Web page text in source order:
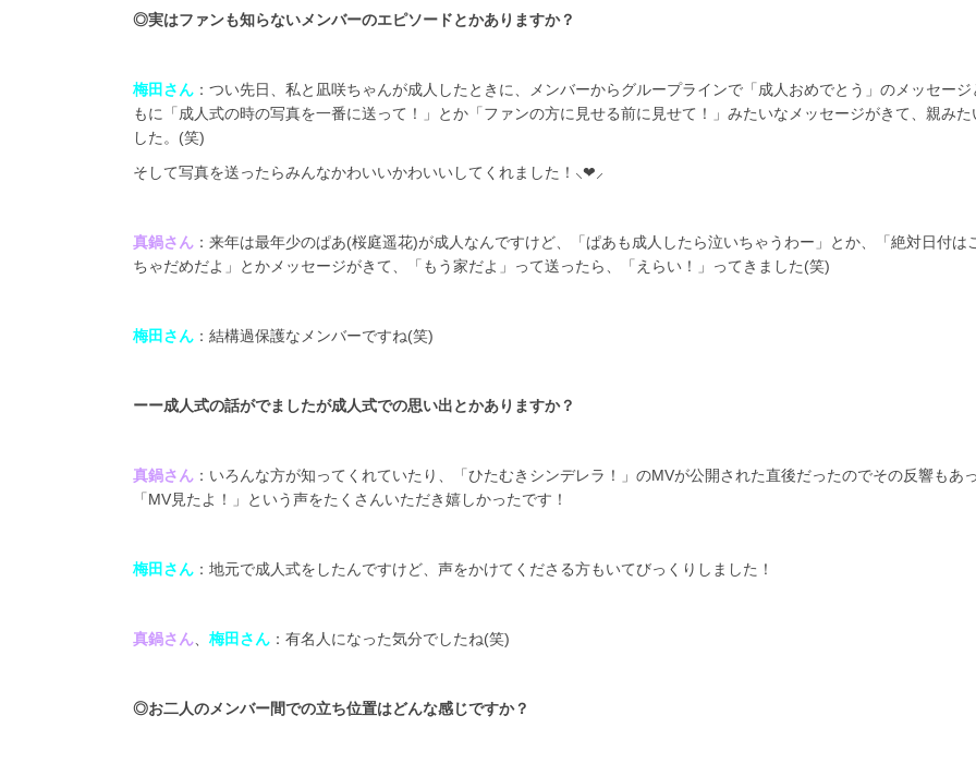
◎実はファンも知らないメンバーのエピソードとかありますか？
梅田さん ：つい先日、私と凪咲ちゃんが成人したときに、メンバーからグループラインで「成人おめでとう」のメッセージ
もに「成人式の時の写真を一番に送って！」とか「ファンの方に見せる前に見せて！」みたいなメッセージがきて、親みた
した。(笑)
そして写真を送ったらみんなかわいいかわいいしてくれました！⸜❤⸝‍
真鍋さん ：来年は最年少のぱあ(桜庭遥花)が成人なんですけど、「ぱあも成人したら泣いちゃうわー」とか、「絶対日付は
ちゃだめだよ」とかメッセージがきて、「もう家だよ」って送ったら、「えらい！」ってきました(笑)
梅田さん ：結構過保護なメンバーですね(笑)
ーー成人式の話がでましたが成人式での思い出とかありますか？
真鍋さん ：いろんな方が知ってくれていたり、「ひたむきシンデレラ！」のMVが公開された直後だったのでその反響もあっ
「MV見たよ！」という声をたくさんいただき嬉しかったです！
梅田さん ：地元で成人式をしたんですけど、声をかけてくださる方もいてびっくりしました！
真鍋さん 梅田さん ：有名人になった気分でしたね(笑)
◎お二人のメンバー間での立ち位置はどんな感じですか？